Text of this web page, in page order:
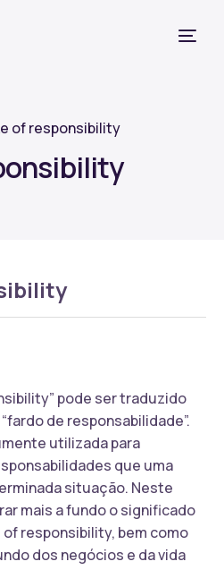
of responsibility
pode ser traduzido
de responsabilidade”.
utilizada para
que uma
situação. Neste
mais a fundo o significado
responsibility, bem como
dos negócios e da vida